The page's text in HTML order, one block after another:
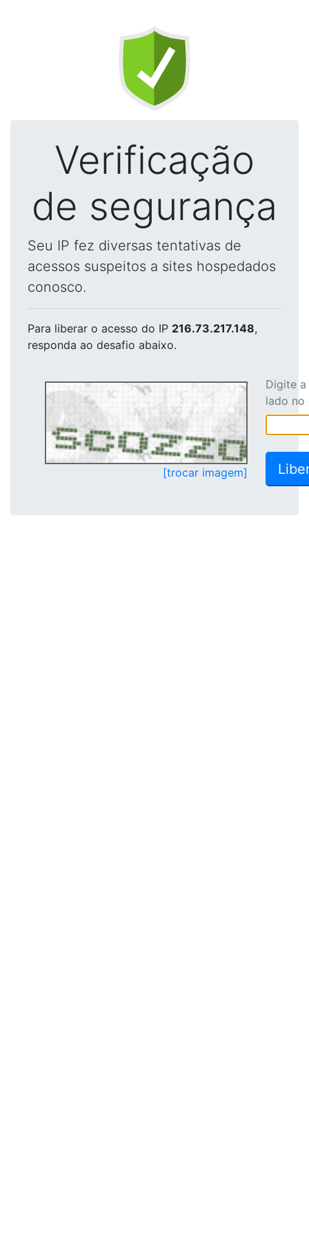
Verificação
de segurança
Seu IP fez diversas tentativas de
acessos suspeitos a sites hospedados
conosco.
Para liberar o acesso do IP 216.73.217.148,
responda ao desafio abaixo.
[trocar imagem]
Digite
lado no